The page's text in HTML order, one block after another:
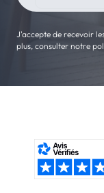
J'accepte de recevoir
plus, consulter notre